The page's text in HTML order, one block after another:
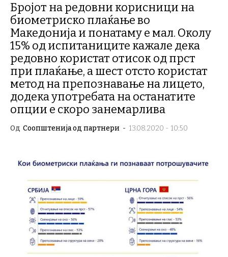
Бројот на редовни корисници на
биометриско плаќање во
Македонија и понатаму е мал. Околу
15% од испитаниците кажале дека
редовно користат отисок од прст
при плаќање, а шест отсто користат
метод на препознавање на лицето,
додека употребата на останатите
опции е скоро занемарлива
Од Соопштенија од партнери - 13.08.2020 - 10:50